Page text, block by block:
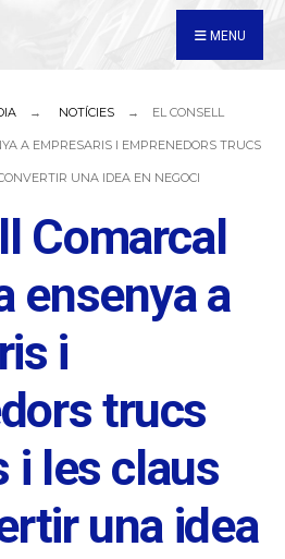
MENU
NOTÍCIES EL CONSELL
A EMPRESARIS I EMPRENEDORS TRUCS
UNA IDEA EN NEGOCI
Comarcal
ensenya a
i
trucs
i les claus
una idea